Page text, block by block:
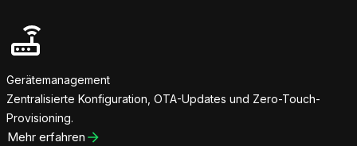
Gerätemanagement
Zentralisierte Konfiguration, OTA-Updates und Zero-Touch-
Provisioning.
Mehr erfahren